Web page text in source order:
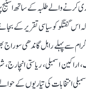
کرنے والے طلبہ کے ساتھ
اس گفتگو کو سیاسی تقریر کے
سے پہلے راہل گاندھی
اراکین اسمبلی، ریاستی
انتخابات کی تیاریوں کے